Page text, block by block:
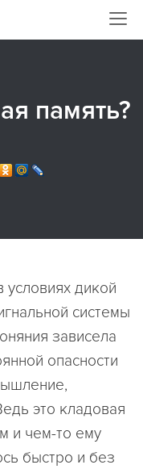
память?
дикой
системы
зависела
опасности
это кладовая
и чем-то ему
быстро и без